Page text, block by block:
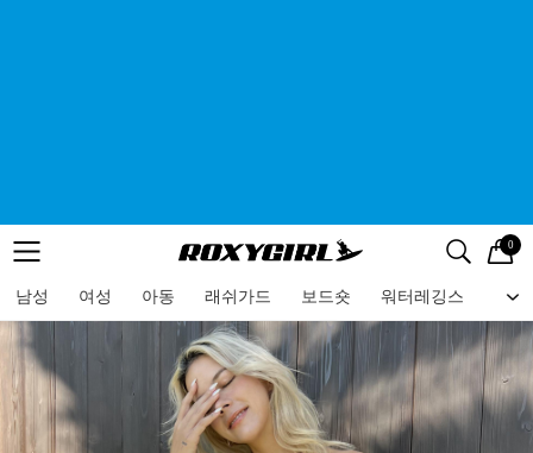
메뉴 검색
로고 0
남성 여성 아동 래쉬가드 보드숏 워터레깅스 비
메뉴